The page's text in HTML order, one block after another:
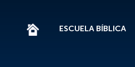
ESCUELA BÍBLICA